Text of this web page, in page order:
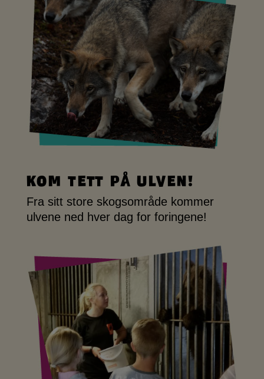
Kom tett på ulven!
Fra sitt store skogsområde kommer
ulvene ned hver dag for foringene!